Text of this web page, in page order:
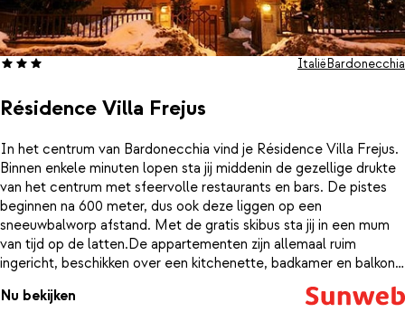
Résidence Villa Frejus
ItaliëBardonecchia
In het centrum van Bardonecchia vind je Résidence Villa Frejus.
Binnen enkele minuten lopen sta jij middenin de gezellige drukte
van het centrum met sfeervolle restaurants en bars. De pistes
beginnen na 600 meter, dus ook deze liggen op een
sneeuwbalworp afstand. Met de gratis skibus sta jij in een mum
van tijd op de latten.De appartementen zijn allemaal ruim
ingericht, beschikken over een kitchenette, badkamer en balkon
of terras. Hier kun je weer bijkomen na een actieve dag.
Ontspannen kun je ook in de sauna van de résidence. Zo ben je
Nu bekijken